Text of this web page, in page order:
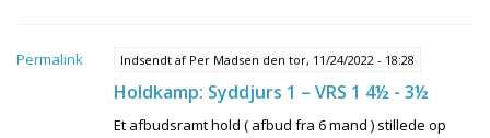
Permalink Indsendt af Per Madsen den tor, 11/24/2022 - 18:28
Holdkamp: Syddjurs 1 – VRS 1 4½ - 3½
Et afbudsramt hold ( afbud fra 6 mand ) stillede op